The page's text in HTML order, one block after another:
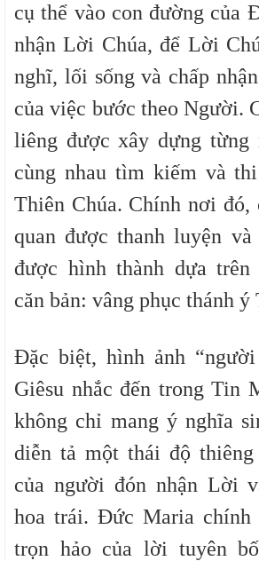
cụ thể vào con đường của
nhận Lời Chúa, để Lời
nghĩ, lối sống và chấp
của việc bước theo Người.
liêng được xây dựng từng
cùng nhau tìm kiếm và
Thiên Chúa. Chính nơi đó,
quan được thanh luyện
được hình thành dựa
căn bản: vâng phục thánh ý
Đặc biệt, hình ảnh
Giêsu nhắc đến trong Tin
không chỉ mang ý nghĩa
diễn tả một thái độ
của người đón nhận Lời
hoa trái. Đức Maria chính
trọn hảo của lời tuyên